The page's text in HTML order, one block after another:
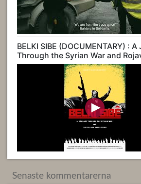
BELKI SIBE (DOCUMENTARY) :
Through the Syrian War and
Senaste kommentarerna